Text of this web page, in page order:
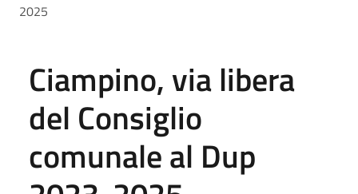
2025
Ciampino, via libera
del Consiglio
comunale al Dup